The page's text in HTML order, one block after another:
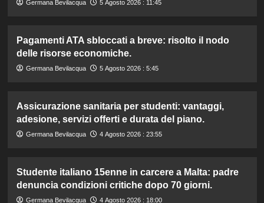
Germana Bevilacqua 5 Agosto 2026 : 11:45
Pagamenti ATA sbloccati a breve: risolto il nodo
delle risorse economiche.
Germana Bevilacqua 5 Agosto 2026 : 5:45
Assicurazione sanitaria per studenti: vantaggi,
adesione, servizi offerti e durata del piano.
Germana Bevilacqua 4 Agosto 2026 : 23:55
Studente italiano 15enne in carcere a Malta: padre
denuncia condizioni critiche dopo 70 giorni.
Germana Bevilacqua 4 Agosto 2026 : 18:00